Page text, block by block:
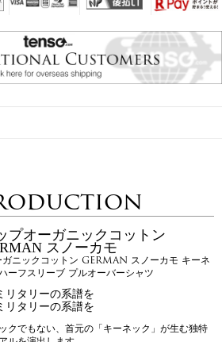
プオーガニックコットン
スノーカモ
ガニックコットン GERMAN スノーカモ キーネ
ーフスリーブ プルオーバーシャツ
リタリーの系譜を
リタリーの系譜を
クでもない、首元の「キーネック」が生む独特